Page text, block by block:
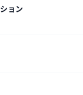
ョン